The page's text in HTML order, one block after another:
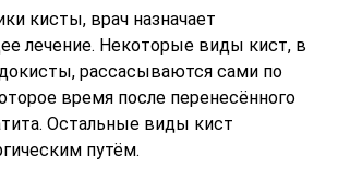
кисты, врач назначает
лечение. Некоторые виды кист, в
рассасываются сами по
время после перенесённого
Остальные виды кист
путём.